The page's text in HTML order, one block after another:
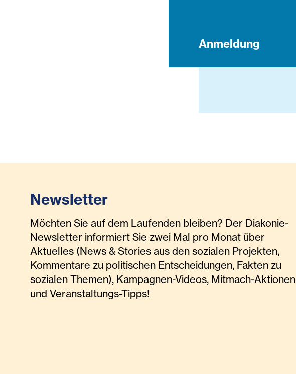
Anmeldung
Newsletter
Möchten Sie auf dem Laufenden bleiben? Der Diakonie-
Newsletter informiert Sie zwei Mal pro Monat über
Aktuelles (News & Stories aus den sozialen Projekten,
Kommentare zu politischen Entscheidungen, Fakten zu
sozialen Themen), Kampagnen-Videos, Mitmach-Aktionen
und Veranstaltungs-Tipps!